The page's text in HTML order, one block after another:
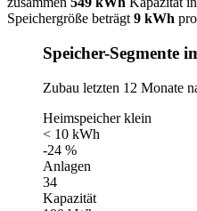
Speichergröße beträgt 9 kWh
Speicher-Segmente
Zubau letzten 12 Monate
Heimspeicher klein
< 10 kWh
-24 %
Anlagen
34
Kapazität